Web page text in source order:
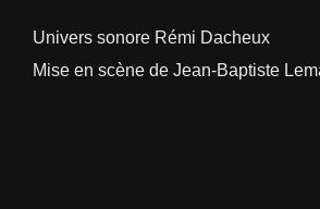
Univers sonore Rémi Dacheux
Mise en scène de Jean-Baptiste